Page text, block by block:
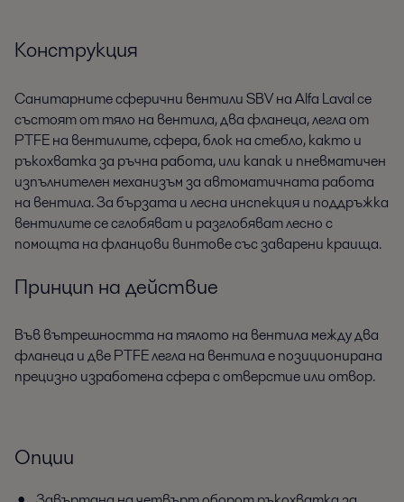
Конструкция
Санитарните сферични вентили SBV на Alfa Laval се
състоят от тяло на вентила, два фланеца, легла от
PTFE на вентилите, сфера, блок на стебло, както и
ръкохватка за ръчна работа, или капак и пневматичен
изпълнителен механизъм за автоматичната работа
на вентила. За бързата и лесна инспекция и поддръжка
вентилите се сглобяват и разглобяват лесно с
помощта на фланцови винтове със заварени краища.
Принцип на действие
Във вътрешността на тялото на вентила между два
фланеца и две PTFE легла на вентила е позиционирана
прецизно изработена сфера с отверстие или отвор.
Опции